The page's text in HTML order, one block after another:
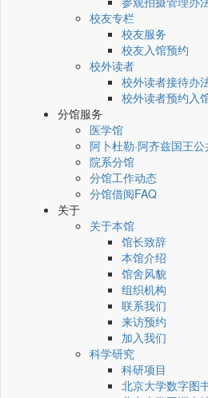
校友专栏
校友服务
校友入馆预约
校外读者
校外读者接待办
校外读者预约入
分馆服务
医学馆
阿卜杜勒·阿齐兹国王
院系分馆
分馆工作动态
分馆借阅FAQ
关于
关于本馆
馆长致辞
本馆介绍
馆舍风貌
组织机构
联系我们
来访预约
加入我们
科学研究
科研项目
北京大学数字图